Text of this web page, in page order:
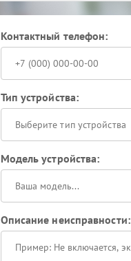
Контактный телефон:
Тип устройства:
Выберите тип устройства
Модель устройства:
Описание неисправности: